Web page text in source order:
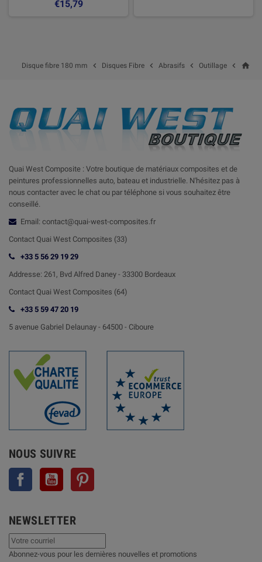
€15,79
home

Outillage

Abrasifs

Disques Fibre

Disque fibre 180 mm
Quai West Composite : Votre boutique de matériaux composites et de
peintures professionnelles auto, bateau et industrielle. N'hésitez pas à
nous contacter avec le chat ou par téléphone si vous souhaitez être
conseillé.
Email: contact@quai-west-composites.fr
Contact Quai West Composites (33)
+33 5 56 29 19 29
Addresse: 261, Bvd Alfred Daney - 33300 Bordeaux
Contact Quai West Composites (64)
+33 5 59 47 20 19
5 avenue Gabriel Delaunay - 64500 - Ciboure
NOUS SUIVRE
Facebook YouTube
NEWSLETTER
Abonnez-vous pour les dernières nouvelles et promotions